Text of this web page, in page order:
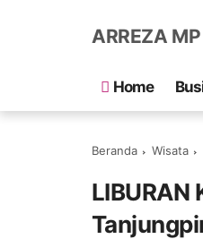
ARREZA MP
Home
Beranda Wisata
LIBURAN